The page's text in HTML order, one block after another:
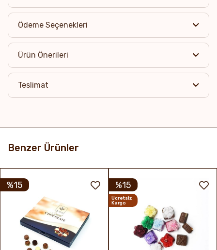
Ödeme Seçenekleri
Ürün Önerileri
Teslimat
Benzer Ürünler
%15 %15
Ücretsiz
Kargo